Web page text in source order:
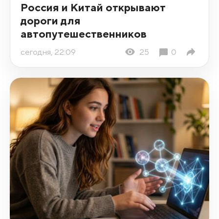
Россия и Китай открывают
дороги для
автопутешественников
сегодня, 22:09 25 0